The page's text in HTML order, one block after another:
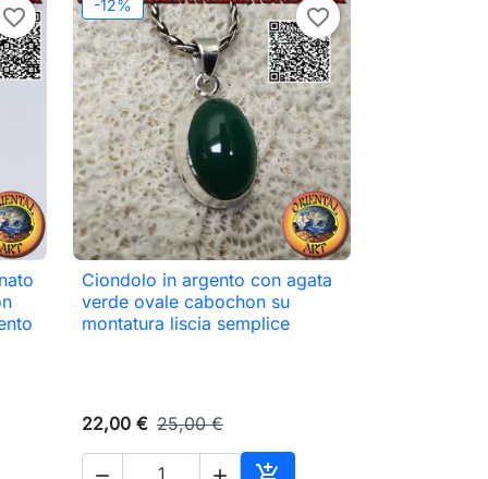
favorite_border -12% favorite_border
 Anteprima
Ciondolo in argento con agata
verde ovale cabochon su
montatura liscia semplice
22,00 € 25,00 €